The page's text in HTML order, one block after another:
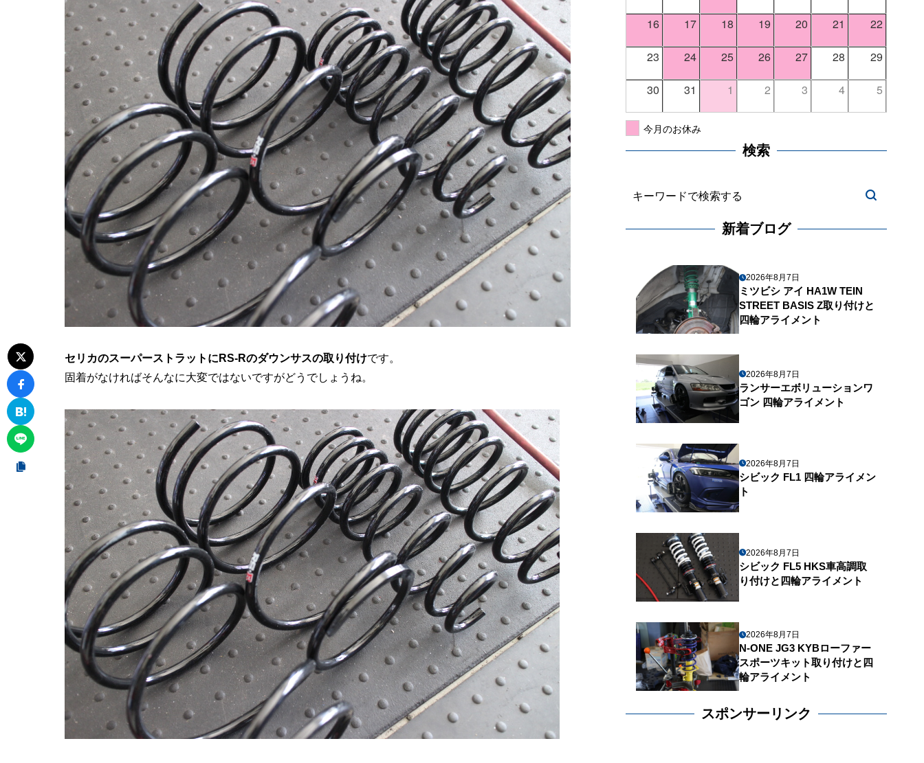
セリカのスーパーストラットにRS-Rのダウンサスの取り付けです。
固着がなければそんなに大変ではないですがどうでしょうね。
16 17 18 19 20 21 22
23 24 25 26 27 28 29
30 31 1 2 3 4 5
今月のお休み
検索
新着ブログ
2026年8月7日
ミツビシ アイ HA1W TEIN
STREET BASIS Z取り付けと
四輪アライメント
2026年8月7日
ランサーエボリューションワ
ゴン 四輪アライメント
2026年8月7日
シビック FL1 四輪アライメン
ト
2026年8月7日
シビック FL5 HKS車高調取
り付けと四輪アライメント
2026年8月7日
N-ONE JG3 KYBローファー
スポーツキット取り付けと四
輪アライメント
スポンサーリンク